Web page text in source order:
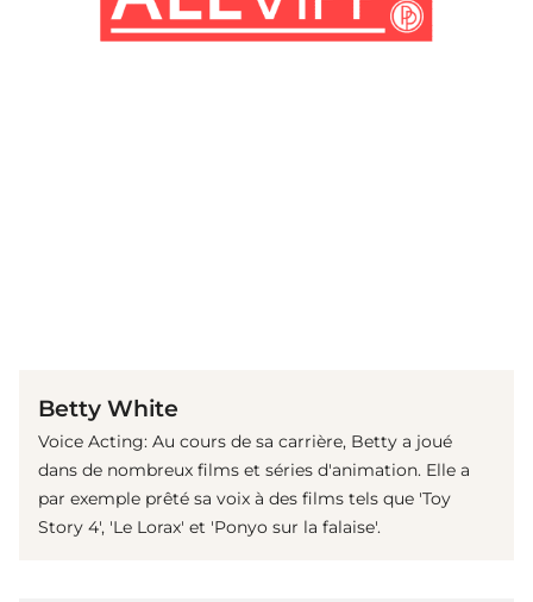
Betty White
Voice Acting: Au cours de sa carrière, Betty a joué
dans de nombreux films et séries d'animation. Elle a
par exemple prêté sa voix à des films tels que 'Toy
Story 4', 'Le Lorax' et 'Ponyo sur la falaise'.